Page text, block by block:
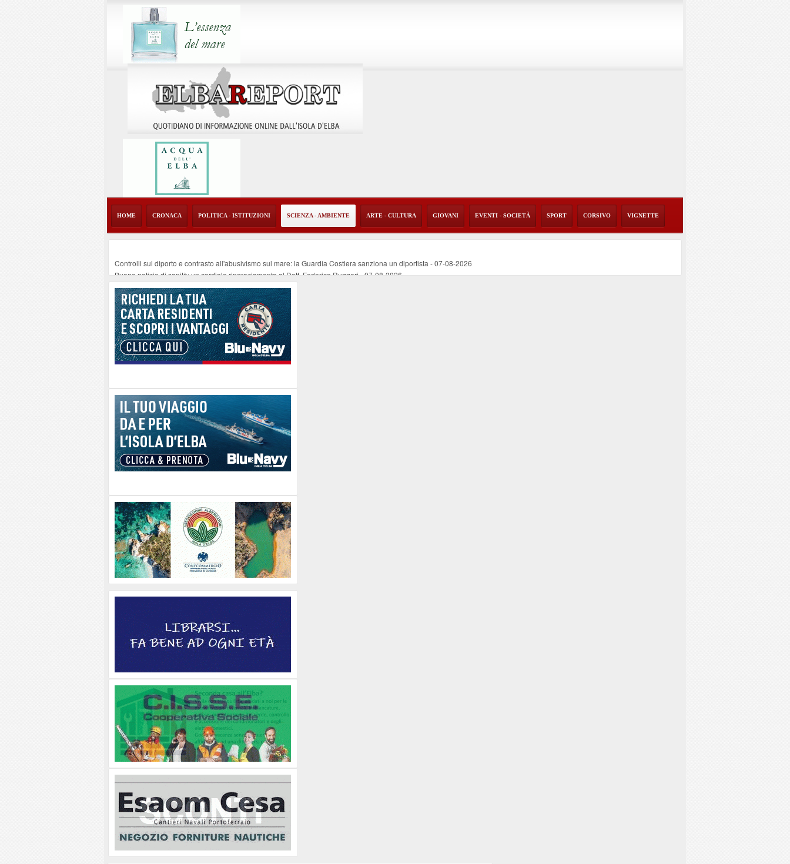
HOME CRONACA POLITICA - ISTITUZIONI SCIENZA - AMBIENTE ARTE - CULTURA GIOVANI EVENTI - SOCIETÀ SPORT CORSIVO VIGNETTE
Controlli sul diporto e contrasto all'abusivismo sul mare: la Guardia Costiera sanziona un diportista -07-08-2026
Buone notizie di sanità: un cordiale ringraziamento al Dott. Federico Ruggeri-07-08-2026
Altiero Spinelli e Ursula Hirschmann all'Elba: riaffiora una testimonianza del 1966
Capoliveri, potenziata la pulizia dei bordi stradali-07-08-2026
Marina di Campo tra i porti interessati dal nuovo piano dell'Autorità portuale regionale